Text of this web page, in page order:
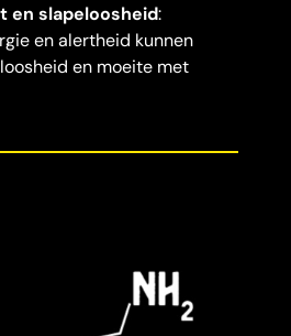
en slapeloosheid:
en alertheid kunnen
en moeite met